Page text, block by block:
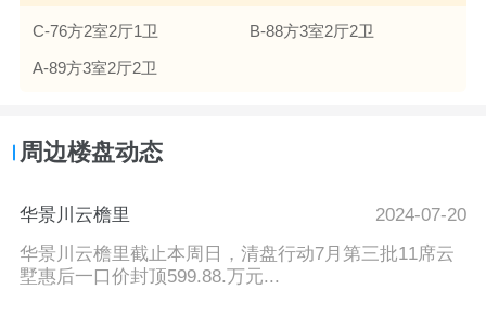
C-76方2室2厅1卫
B-88方3室2厅2卫
A-89方3室2厅2卫
周边楼盘动态
华景川云檐里
2024-07-20
华景川云檐里截止本周日，清盘行动7月第三批11席云
墅惠后一口价封顶599.88.万元...